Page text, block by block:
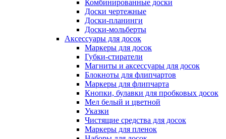
Комбинированные доски
Доски чертежные
Доски-планинги
Доски-мольберты
Аксессуары для досок
Маркеры для досок
Губки-стиратели
Магниты и аксессуары для досок
Блокноты для флипчартов
Маркеры для флипчарта
Кнопки, булавки для пробковых досок
Мел белый и цветной
Указки
Чистящие средства для досок
Маркеры для пленок